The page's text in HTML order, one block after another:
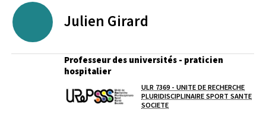
Julien Girard
Professeur des universités - praticien
hospitalier
Laboratoire / équipe
ULR 7369 - UNITE DE RECHERCHE
PLURIDISCIPLINAIRE SPORT SANTE
SOCIETE